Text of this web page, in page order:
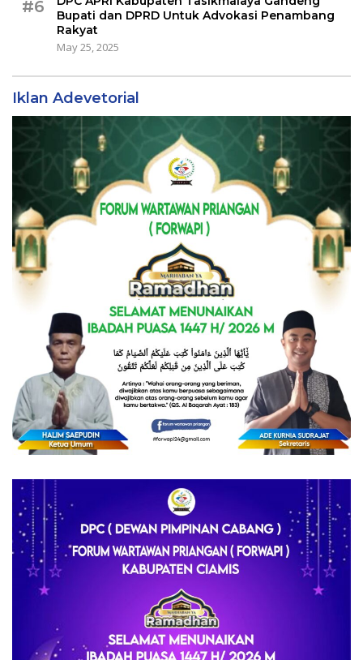
#6
Bupati dan DPRD Untuk Advokasi Penambang
Rakyat
May 25, 2025
Iklan Adevetorial